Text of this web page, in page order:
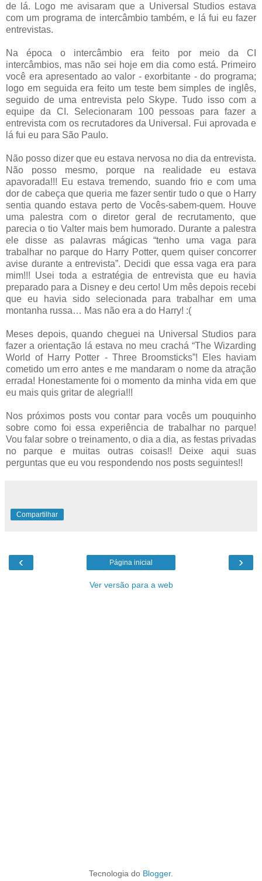
de lá. Logo me avisaram que a Universal Studios estava
com um programa de intercâmbio também, e lá fui eu fazer
entrevistas.
Na época o intercâmbio era feito por meio da CI
intercâmbios, mas não sei hoje em dia como está. Primeiro
você era apresentado ao valor - exorbitante - do programa;
logo em seguida era feito um teste bem simples de inglês,
seguido de uma entrevista pelo Skype. Tudo isso com a
equipe da CI. Selecionaram 100 pessoas para fazer a
entrevista com os recrutadores da Universal. Fui aprovada e
lá fui eu para São Paulo.
Não posso dizer que eu estava nervosa no dia da entrevista.
Não posso mesmo, porque na realidade eu estava
apavorada!!! Eu estava tremendo, suando frio e com uma
dor de cabeça que queria me fazer sentir tudo o que o Harry
sentia quando estava perto de Vocês-sabem-quem. Houve
uma palestra com o diretor geral de recrutamento, que
parecia o tio Valter mais bem humorado. Durante a palestra
ele disse as palavras mágicas “tenho uma vaga para
trabalhar no parque do Harry Potter, quem quiser concorrer
avise durante a entrevista”. Decidi que essa vaga era para
mim!!! Usei toda a estratégia de entrevista que eu havia
preparado para a Disney e deu certo! Um mês depois recebi
que eu havia sido selecionada para trabalhar em uma
montanha russa… Mas não era a do Harry! :(
Meses depois, quando cheguei na Universal Studios para
fazer a orientação lá estava no meu crachá “The Wizarding
World of Harry Potter - Three Broomsticks”! Eles haviam
cometido um erro antes e me mandaram o nome da atração
errada! Honestamente foi o momento da minha vida em que
eu mais quis gritar de alegria!!!
Nos próximos posts vou contar para vocês um pouquinho
sobre como foi essa experiência de trabalhar no parque!
Vou falar sobre o treinamento, o dia a dia, as festas privadas
no parque e muitas outras coisas!! Deixe aqui suas
perguntas que eu vou respondendo nos posts seguintes!!
Compartilhar
‹ ›
Página inicial
Ver versão para a web
Tecnologia do Blogger.